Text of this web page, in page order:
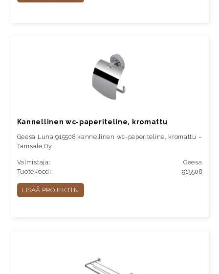
Kannellinen wc-paperiteline, kromattu
Geesa Luna 915508 kannellinen wc-paperiteline, kromattu –
Tamsale Oy
Valmistaja:
Geesa
Tuotekoodi:
915508
LISÄÄ PROJEKTIIN